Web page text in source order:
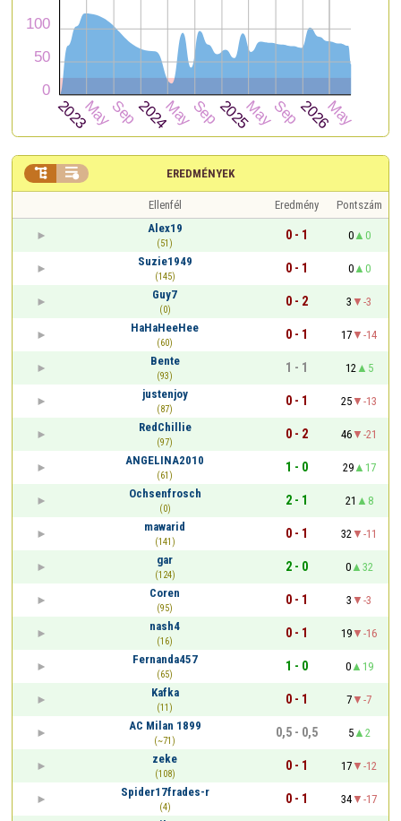
EREDMÉNYEK
 
Ellenfél Eredmény
Pontszám
Alex19
(51)
0 - 1 0
0
Suzie1949
(145)
0 - 1 0
0
Guy7
(0)
0 - 2 3
-3
HaHaHeeHee
(60)
0 - 1 17
-14
Bente
(93)
1 - 1 12
5
justenjoy
(87)
0 - 1 25
-13
RedChillie
(97)
0 - 2 46
-21
ANGELINA2010
(61)
1 - 0 29
17
Ochsenfrosch
(0)
2 - 1 21
8
mawarid
(141)
0 - 1 32
-11
gar
(124)
2 - 0 0
32
Coren
(95)
0 - 1 3
-3
nash4
(16)
0 - 1 19
-16
Fernanda457
(65)
1 - 0 0
19
Kafka
(11)
0 - 1 7
-7
AC Milan 1899
(~71)
0,5 - 0,5 5
2
zeke
(108)
0 - 1 17
-12
Spider17frades-r
(4)
0 - 1 34
-17